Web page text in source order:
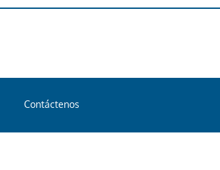
Contáctenos